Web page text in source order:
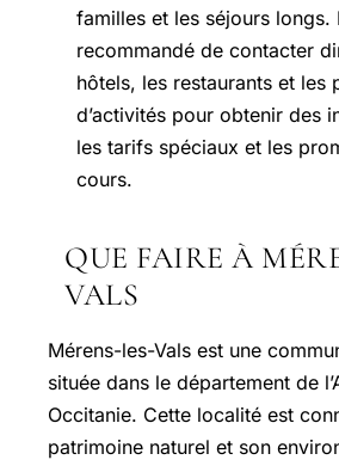
familles et les séjours longs.
recommandé de contacter
hôtels, les restaurants et les
d’activités pour obtenir des
les tarifs spéciaux et les
cours.
QUE FAIRE À
VALS
Mérens-les-Vals est une
située dans le département de
Occitanie. Cette localité est
patrimoine naturel et son